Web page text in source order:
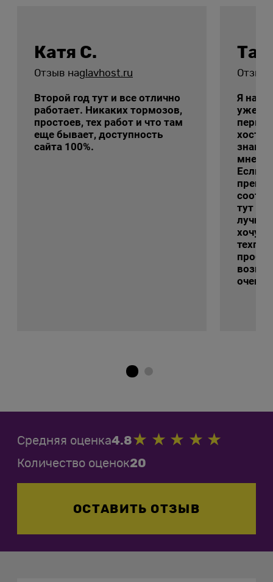
Катя С.
Отзыв наglavhost.ru
Второй год тут и все отлично
работает. Никаких тормозов,
простоев, тех работ и что там
еще бывает, доступность
сайта 100%.
Отзыв
Я на
уже с
мне
Если
тут
хочу
очень
Средняя оценка4.8
Количество оценок20
ОСТАВИТЬ ОТЗЫВ